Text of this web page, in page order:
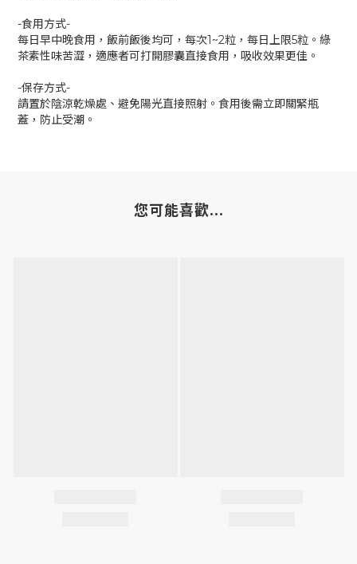
-食用方式-
每日早中晚食用，飯前飯後均可，每次1~2粒，每日上限5粒。綠
茶素性味苦澀，適應者可打開膠囊直接食用，吸收效果更佳。
-保存方式-
請置於陰涼乾燥處、避免陽光直接照射。食用後需立即關緊瓶
蓋，防止受潮。
您可能喜歡...